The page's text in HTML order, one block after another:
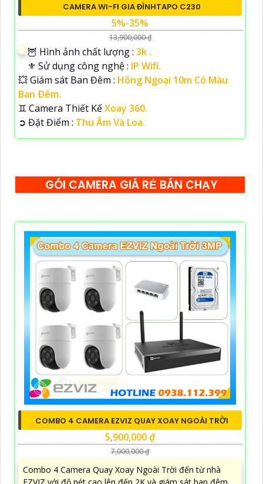
CAMERA WI-FI GIA ĐÌNHTAPO C230
5%-35%
13,900,000 ₫
🦉 Hình ảnh chất lượng : 3k .
⚜️ Sử dụng công nghệ : IP Wifi.
💥 Giám sát Ban Đêm : Hồng Ngoại 10m Có Màu
Ban Ðêm.
♊ Camera Thiết KếXoay 360.
️➲ Đặt Điểm : Thu Âm Và Loa.
GÓI CAMERA GIÁ RẺ BÁN CHẠY
COMBO 4 CAMERA EZVIZ QUAY XOAY NGOÀI TRỜI
5,900,000 ₫
7,000,000 ₫
Combo 4 Camera Quay Xoay Ngoài Trời đến từ nhà